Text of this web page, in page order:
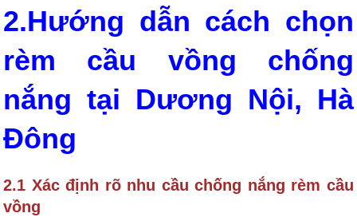
2.Hướng dẫn cách chọn
rèm cầu vồng chống
nắng tại Dương Nội, Hà
Đông
2.1 Xác định rõ nhu cầu chống nắng rèm cầu
vồng